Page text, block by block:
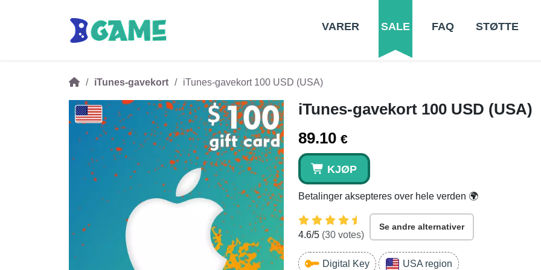
VARER SALE FAQ STØTTE
iTunes-gavekort iTunes-gavekort 100 USD (USA)
iTunes-gavekort 100 USD (USA)
89.10 €
KJØP
Betalinger aksepteres over hele verden 🌍
4.6/5 (30 votes)
Se andre alternativer
Digital Key USA region